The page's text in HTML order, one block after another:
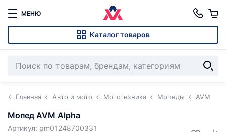
МЕНЮ
Каталог товаров
Главная Авто и мото Мототехника Мопеды AVM
Мопед AVM Alpha
Артикул: pm01248700331